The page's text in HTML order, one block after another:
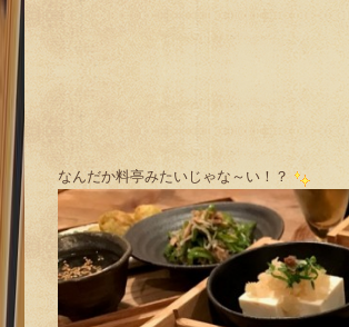
なんだか料亭みたいじゃな～い！？